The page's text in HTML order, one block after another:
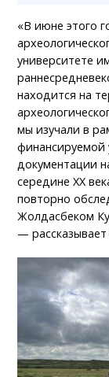
«В июне этого
университете
находится на
мы изучали в
финансируемой
документации
середине XX
повторно
Жолдасбеком
—